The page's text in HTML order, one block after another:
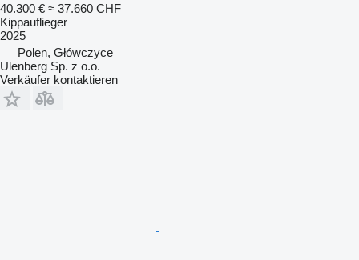
40.300 € ≈ 37.660 CHF
Kippauflieger
2025
Polen, Główczyce
Ulenberg Sp. z o.o.
Verkäufer kontaktieren